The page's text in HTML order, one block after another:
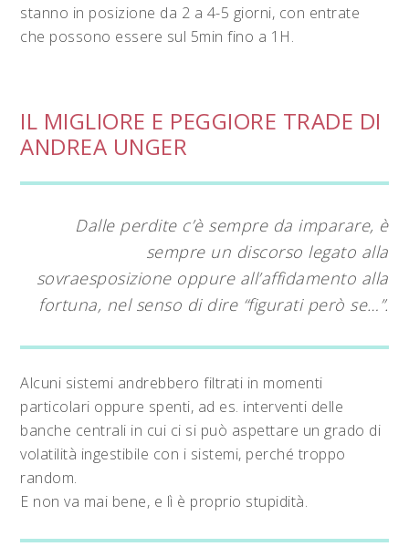
stanno in posizione da 2 a 4-5 giorni, con entrate
che possono essere sul 5min fino a 1H.
IL MIGLIORE E PEGGIORE TRADE DI
ANDREA UNGER
Dalle perdite c’è sempre da imparare, è
sempre un discorso legato alla
sovraesposizione oppure all’affidamento alla
fortuna, nel senso di dire “figurati però se…”.
Alcuni sistemi andrebbero filtrati in momenti
particolari oppure spenti, ad es. interventi delle
banche centrali in cui ci si può aspettare un grado di
volatilità ingestibile con i sistemi, perché troppo
random.
E non va mai bene, e lì è proprio stupidità.